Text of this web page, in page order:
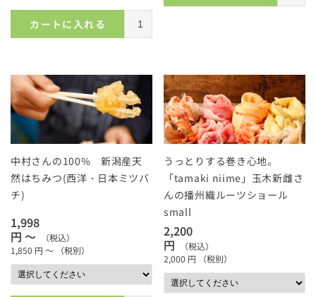
カートに入れる
中村さんの100% 新潟産天
然はちみつ(西洋・日本ミツバ
チ)
1,998
円 ～
（税込）
1,850 円 ～ （税別）
うっとりする巻き心地。
「tamaki niime」玉木新雌さ
んの播州織ルーツショール
small
2,200
円
（税込）
2,000 円 （税別）